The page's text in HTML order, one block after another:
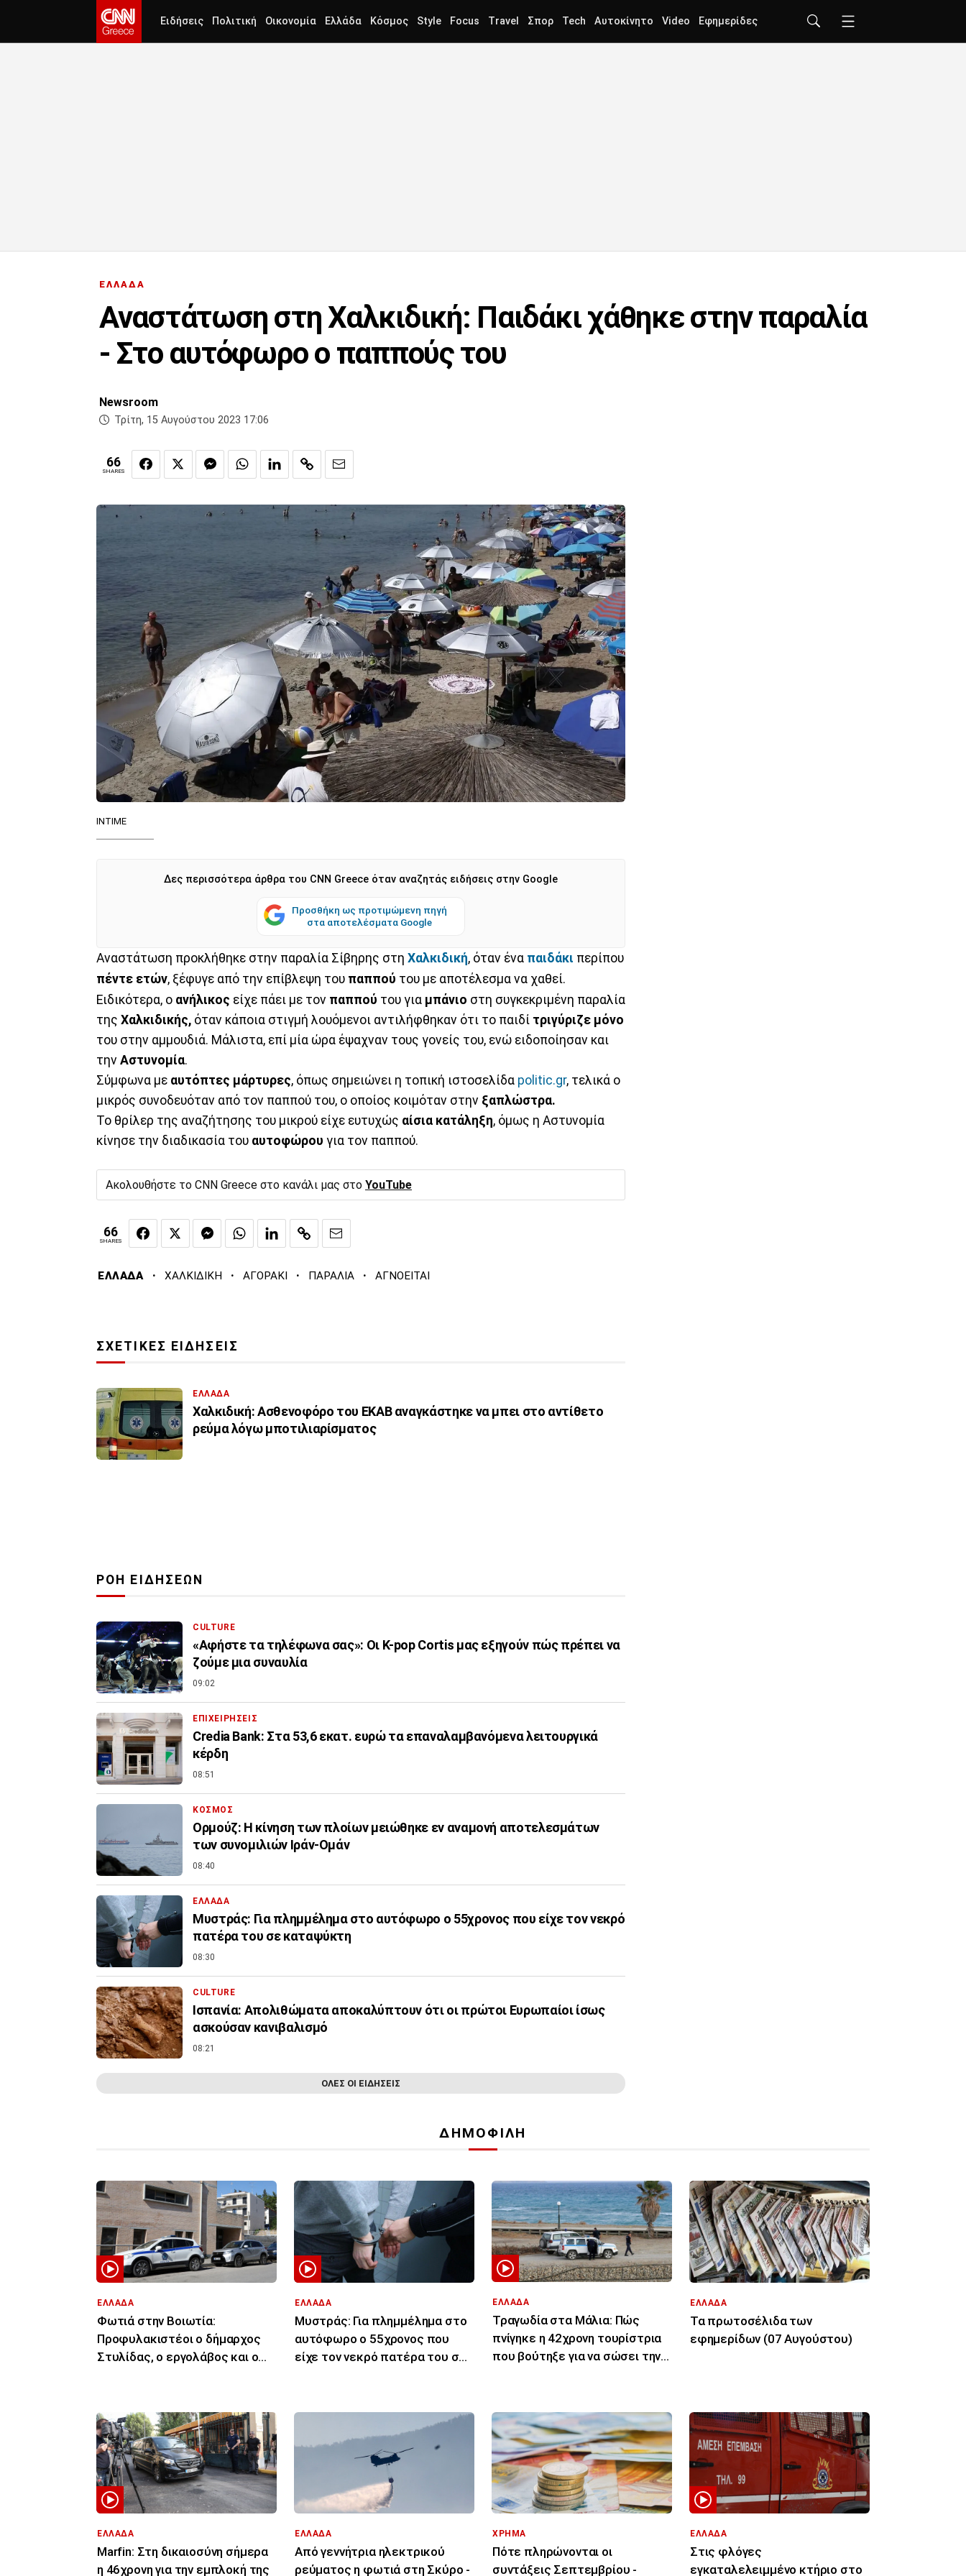
Ειδήσεις Πολιτική Οικονομία Ελλάδα Κόσμος Style Focus Travel Σπορ Tech Αυτοκίνητο Video Εφημερίδες
ΕΛΛΑΔΑ
Αναστάτωση στη Χαλκιδική: Παιδάκι χάθηκε στην παραλία
- Στο αυτόφωρο ο παππούς του
Newsroom
Τρίτη, 15 Αυγούστου 2023 17:06
66
SHARES
ΙΝΤΙΜΕ
Δες περισσότερα άρθρα του CNN Greece όταν αναζητάς ειδήσεις στην Google
Προσθήκη ως προτιμώμενη πηγή
στα αποτελέσματα Google
Αναστάτωση προκλήθηκε στην παραλία Σίβηρης στη Χαλκιδική, όταν ένα παιδάκι περίπου
πέντε ετών, ξέφυγε από την επίβλεψη του παππού του με αποτέλεσμα να χαθεί.
Ειδικότερα, ο ανήλικος είχε πάει με τον παππού του για μπάνιο στη συγκεκριμένη παραλία
της Χαλκιδικής, όταν κάποια στιγμή λουόμενοι αντιλήφθηκαν ότι το παιδί τριγύριζε μόνο
του στην αμμουδιά. Μάλιστα, επί μία ώρα έψαχναν τους γονείς του, ενώ ειδοποίησαν και
την Αστυνομία.
Σύμφωνα με αυτόπτες μάρτυρες, όπως σημειώνει η τοπική ιστοσελίδα politic.gr, τελικά ο
μικρός συνοδευόταν από τον παππού του, ο οποίος κοιμόταν στην ξαπλώστρα.
Το θρίλερ της αναζήτησης του μικρού είχε ευτυχώς αίσια κατάληξη, όμως η Αστυνομία
κίνησε την διαδικασία του αυτοφώρου για τον παππού.
Ακολουθήστε το CNN Greece στο κανάλι μας στο YouTube
66
SHARES
ΕΛΛΑΔΑ · ΧΑΛΚΙΔΙΚΗ · ΑΓΟΡΑΚΙ · ΠΑΡΑΛΙΑ · ΑΓΝΟΕΙΤΑΙ
ΣΧΕΤΙΚΕΣ ΕΙΔΗΣΕΙΣ
ΕΛΛΑΔΑ
Χαλκιδική: Aσθενοφόρο του ΕΚΑΒ αναγκάστηκε να μπει στο αντίθετο
ρεύμα λόγω μποτιλιαρίσματος
ΡΟΗ ΕΙΔΗΣΕΩΝ
CULTURE
«Αφήστε τα τηλέφωνα σας»: Οι K-pop Cortis μας εξηγούν πώς πρέπει να
ζούμε μια συναυλία
09:02
ΕΠΙΧΕΙΡΗΣΕΙΣ
Credia Bank: Στα 53,6 εκατ. ευρώ τα επαναλαμβανόμενα λειτουργικά
κέρδη
08:51
ΚΟΣΜΟΣ
Ορμούζ: Η κίνηση των πλοίων μειώθηκε εν αναμονή αποτελεσμάτων
των συνομιλιών Ιράν-Ομάν
08:40
ΕΛΛΑΔΑ
Μυστράς: Για πλημμέλημα στο αυτόφωρο ο 55χρονος που είχε τον νεκρό
πατέρα του σε καταψύκτη
08:30
CULTURE
Ισπανία: Απολιθώματα αποκαλύπτουν ότι οι πρώτοι Ευρωπαίοι ίσως
ασκούσαν κανιβαλισμό
08:21
ΟΛΕΣ ΟΙ ΕΙΔΗΣΕΙΣ
ΔΗΜΟΦΙΛΗ
ΕΛΛΑΔΑ
Φωτιά στην Βοιωτία:
Προφυλακιστέοι ο δήμαρχος
Στυλίδας, ο εργολάβος και ο
ΕΛΛΑΔΑ
Μυστράς: Για πλημμέλημα στο
αυτόφωρο ο 55χρονος που
είχε τον νεκρό πατέρα του σε
ΕΛΛΑΔΑ
Τραγωδία στα Μάλια: Πώς
πνίγηκε η 42χρονη τουρίστρια
που βούτηξε για να σώσει την
ΕΛΛΑΔΑ
Τα πρωτοσέλιδα των
εφημερίδων (07 Αυγούστου)
ΕΛΛΑΔΑ
Marfin: Στη δικαιοσύνη σήμερα
η 46χρονη για την εμπλοκή της
ΕΛΛΑΔΑ
Από γεννήτρια ηλεκτρικού
ρεύματος η φωτιά στη Σκύρο -
ΧΡΗΜΑ
Πότε πληρώνονται οι
συντάξεις Σεπτεμβρίου -
ΕΛΛΑΔΑ
Στις φλόγες
εγκαταλελειμμένο κτήριο στο